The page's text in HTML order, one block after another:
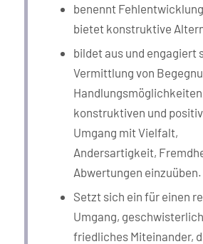
benennt
bietet konstruktive
bildet aus und engagiert
Vermittlung von
konstruktiven und
Umgang mit Vielfalt,
Andersartigkeit,
Abwertungen einzuüben.
Setzt sich ein für einen
Umgang,
friedliches Miteinander,